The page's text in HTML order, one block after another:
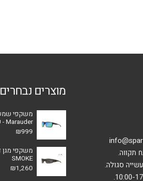
סגולה.
מוצרים נבחרים
Marauder - עדשה Green Mirror
₪999
SMOKE
₪1,260